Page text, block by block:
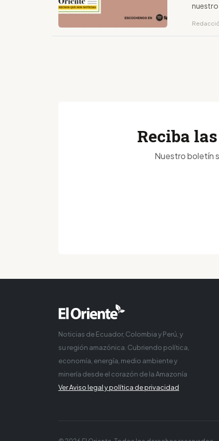
Reciba
Nuestro boletín
Noticias de Ecuador, Colombia y Perú, y
su región amazónica. Cubriendo política,
economía, energía, medio ambiente y
minería desde el corazón de la Amazonía
Ver Aviso legal y política de privacidad